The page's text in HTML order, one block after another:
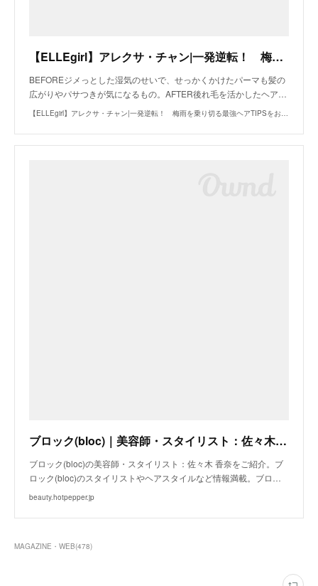
【ELLEgirl】アレクサ・チャン|一発逆転！ 梅雨を乗り切る最強ヘアTIPSをお届け｜エル・ガール・オンライン
BEFOREジメっとした湿気のせいで、せっかくかけたパーマも髪の
広がりやパサつきが気になるもの。AFTER後れ毛を活かしたヘア…
【ELLEgirl】アレクサ・チャン|一発逆転！ 梅雨を乗り切る最強ヘアTIPSをお届け｜エル・ガール・オンライン
ブロック(bloc)｜美容師・スタイリスト：佐々木 香奈｜ホットペッパービューティー
ブロック(bloc)の美容師・スタイリスト：佐々木 香奈をご紹介。ブ
ロック(bloc)のスタイリストやヘアスタイルなど情報満載。ブロ…
beauty.hotpepper.jp
MAGAZINE・WEB(478)